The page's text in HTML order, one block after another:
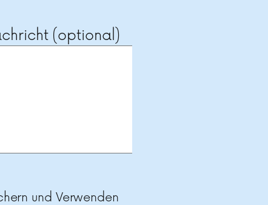
(optional)
und Verwenden